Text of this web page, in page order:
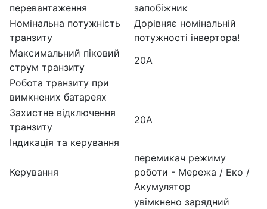
перевантаження
запобіжник
Номінальна потужність
транзиту
Дорівняє номінальній
потужності інвертора!
Максимальний піковий
струм транзиту
20А
Робота транзиту при
вимкнених батареях
Захистне відключення
транзиту
20А
Індикація та керування
Керування
перемикач режиму
роботи - Мережа / Еко /
Акумулятор
увімкнено зарядний